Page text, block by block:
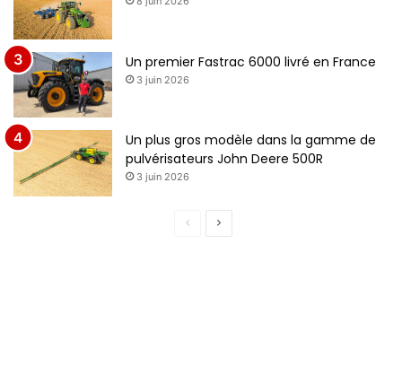
Un premier Fastrac 6000 livré en France
3 juin 2026
Un plus gros modèle dans la gamme de
pulvérisateurs John Deere 500R
3 juin 2026
Page
Page